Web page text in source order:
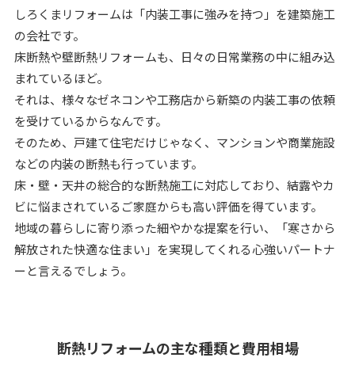
しろくまリフォームは「内装工事に強みを持つ」を建築施工
の会社です。
床断熱や壁断熱リフォームも、日々の日常業務の中に組み込
まれているほど。
それは、様々なゼネコンや工務店から新築の内装工事の依頼
を受けているからなんです。
そのため、戸建て住宅だけじゃなく、マンションや商業施設
などの内装の断熱も行っています。
床・壁・天井の総合的な断熱施工に対応しており、結露やカ
ビに悩まされているご家庭からも高い評価を得ています。
地域の暮らしに寄り添った細やかな提案を行い、「寒さから
解放された快適な住まい」を実現してくれる心強いパートナ
ーと言えるでしょう。
断熱リフォームの主な種類と費用相場